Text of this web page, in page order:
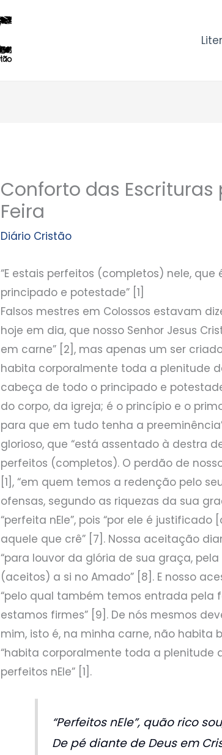
Conforto das Escrituras
Feira
Diário Cristão
“E estais perfeitos (completos) nele,
principado e potestade” [1]
Falsos mestres em Colossos estavam
hoje em dia, que nosso Senhor Jesus
em carne” [2], mas apenas um ser
habita corporalmente toda a plenitude
cabeça de todo o principado e
do corpo, da igreja; é o princípio e o
para que em tudo tenha a
glorioso, que “está assentado à destra
perfeitos (completos). O perdão de
[1], “em quem temos a redenção pelo
ofensas, segundo as riquezas da sua
“perfeita nEle”, pois “por ele é
aquele que crê” [7]. Nossa aceitação
“para louvor da glória de sua graça,
(aceitos) a si no Amado” [8]. E nosso
“pelo qual também temos entrada pela
estamos firmes” [9]. De nós mesmos
mim, isto é, na minha carne, não habita
“habita corporalmente toda a plenitude
perfeitos nEle” [1].
“Perfeitos nEle”, quão rico
De pé diante de Deus em